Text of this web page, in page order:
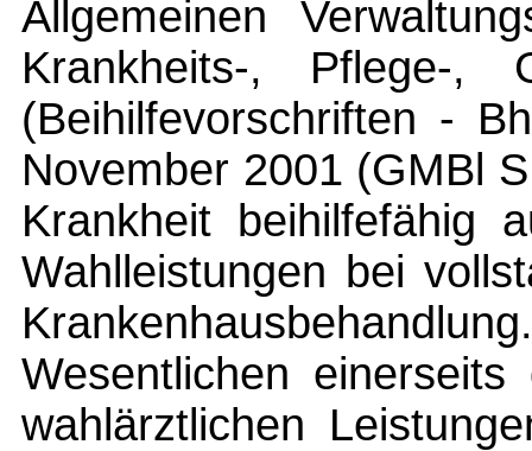
Allgemeinen
Krankheits-, Pflege-,
(Beihilfevorschriften -
November 2001 (GMBl
Krankheit beihilfefähig
Wahlleistungen bei
Wesentlichen
wahlärztlichen